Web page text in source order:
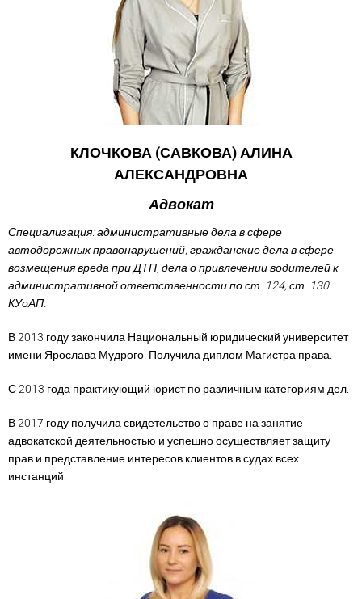
КЛОЧКОВА (САВКОВА) АЛИНА
АЛЕКСАНДРОВНА
Адвокат
Специализация: административные дела в сфере
автодорожных правонарушений, гражданские дела в сфере
возмещения вреда при ДТП, дела о привлечении водителей к
административной ответственности по ст. 124, ст. 130
КУоАП.
В 2013 году закончила Национальный юридический университет
имени Ярослава Мудрого. Получила диплом Магистра права.
С 2013 года практикующий юрист по различным категориям дел.
В 2017 году получила свидетельство о праве на занятие
адвокатской деятельностью и успешно осуществляет защиту
прав и представление интересов клиентов в судах всех
инстанций.